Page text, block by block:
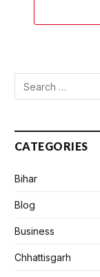
CATEGORIES
Bihar
Blog
Business
Chhattisgarh